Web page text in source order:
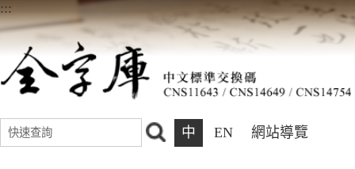
:::
中 EN 網站導覽